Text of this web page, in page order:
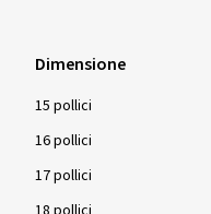
Dimensione
15 pollici
16 pollici
17 pollici